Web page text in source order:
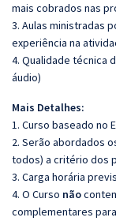
mais cobrados nas
3. Aulas ministradas
experiência na
4. Qualidade técnica
áudio)
Mais Detalhes:
1. Curso baseado no
2. Serão abordados
todos) a critério dos
3. Carga horária
4. O Curso não
complementares